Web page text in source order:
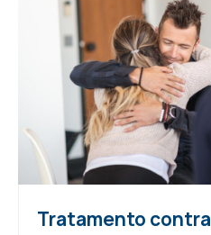
Tratamento contra